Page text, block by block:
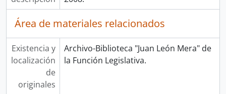
Área de materiales relacionados
Existencia y
localización
de
originales
Archivo-Biblioteca "Juan León Mera" de
la Función Legislativa.